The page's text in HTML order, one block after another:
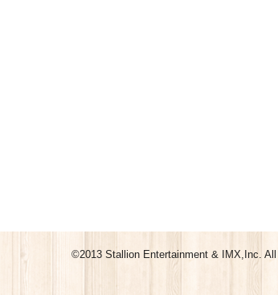
©2013 Stallion Entertainment & IMX,Inc.